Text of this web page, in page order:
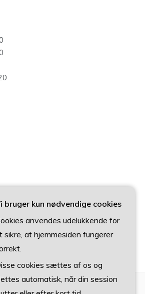
bruger kun nødvendige cookies
anvendes udelukkende for
sikre, at hjemmesiden fungerer
cookies sættes af os og
automatisk, når din session